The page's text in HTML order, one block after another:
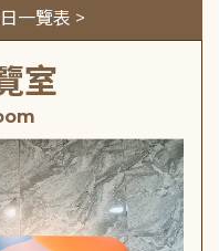
一覽表 >
室